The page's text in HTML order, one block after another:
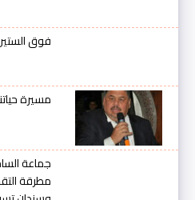
فوق
مسيرة
جماعة
مطرقة